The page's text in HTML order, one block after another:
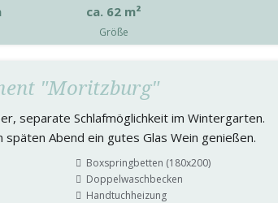
ca. 62 m²
Größe
"Moritzburg"
separate Schlafmöglichkeit im Wintergarten.
späten Abend ein gutes Glas Wein genießen.
Boxspringbetten (180x200)
Doppelwaschbecken
Handtuchheizung